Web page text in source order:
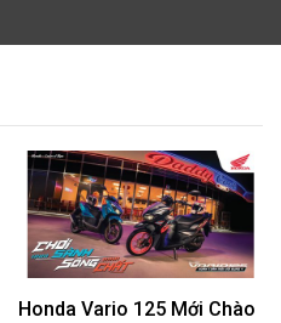
Honda Vario 125 Mới Chào